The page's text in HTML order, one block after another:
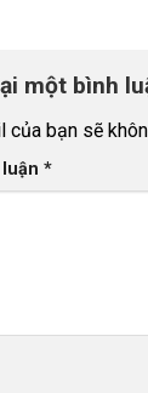
một bình
của bạn sẽ
luận *